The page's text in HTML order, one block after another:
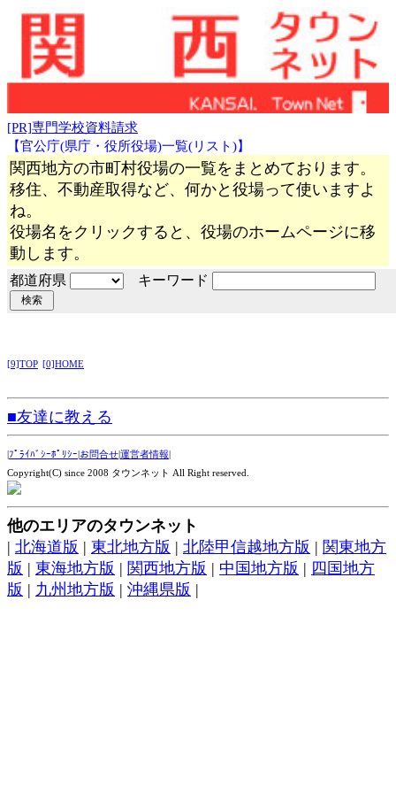
[PR]専門学校資料請求
【官公庁(県庁・役所役場)一覧(リスト)】
関西地方の市町村役場の一覧をまとめております。
移住、不動産取得など、何かと役場って使いますよ
ね。
役場名をクリックすると、役場のホームページに移
動します。
都道府県 キーワード
[9]TOP [0]HOME
■友達に教える
ﾌﾟﾗｲﾊﾞｼｰﾎﾟﾘｼｰ お問合せ運営者情報
Copyright(C) since 2008 タウンネット All Right reserved.
他のエリアのタウンネット
| 北海道版 | 東北地方版 | 北陸甲信越地方版 | 関東地方
版 | 東海地方版 | 関西地方版 | 中国地方版 | 四国地方
版 | 九州地方版 | 沖縄県版 |